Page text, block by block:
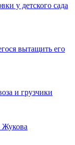
у детского сада
вытащить его
и грузчики
Жукова